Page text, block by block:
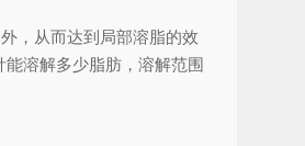
，从而达到局部溶脂的效
溶解多少脂肪，溶解范围